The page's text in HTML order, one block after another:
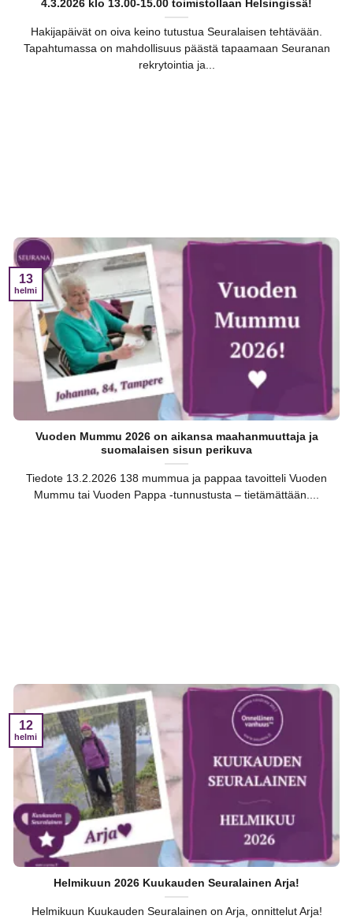
4.3.2026 klo 13.00-15.00 toimistollaan Helsingissä!
Hakijapäivät on oiva keino tutustua Seuralaisen tehtävään.
Tapahtumassa on mahdollisuus päästä tapaamaan Seuranan
rekrytointia ja...
Vuoden Mummu 2026 on aikansa maahanmuuttaja ja
suomalaisen sisun perikuva
Tiedote 13.2.2026 138 mummua ja pappaa tavoitteli Vuoden
Mummu tai Vuoden Pappa -tunnustusta – tietämättään....
13
helmi
Helmikuun 2026 Kuukauden Seuralainen Arja!
Helmikuun Kuukauden Seuralainen on Arja, onnittelut Arja!
12
helmi